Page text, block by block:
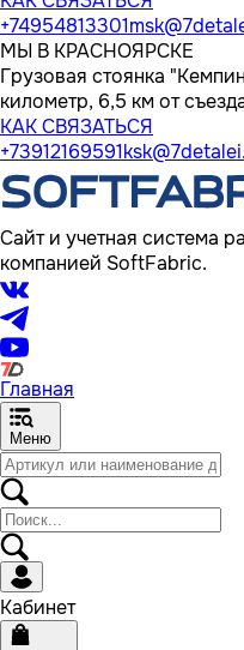
+74954813301
МЫ В КРАСНОЯРСКЕ
Грузовая стоянка
километр, 6,5 км от
КАК СВЯЗАТЬСЯ
+73912169591
Сайт и учетная система
компанией SoftFabric.
Главная
Меню
Кабинет